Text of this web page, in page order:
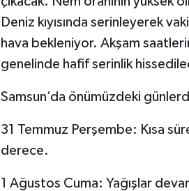
Deniz kıyısında serinleyerek
hava bekleniyor. Akşam
genelinde hafif serinlik
Samsun’da önümüzdeki
31 Temmuz Perşembe: Kısa
derece.
1 Ağustos Cuma: Yağışlar